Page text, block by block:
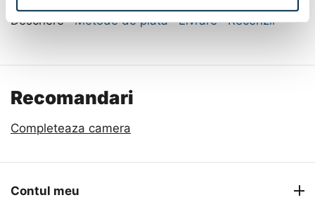
Descriere Metode de plata Livrare Recenzii
Recomandari
Completeaza camera
Contul meu